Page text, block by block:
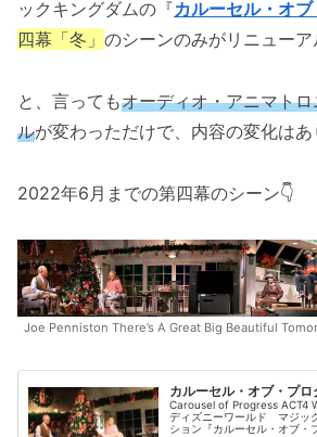
ックキングダムの『カルーセル・オ
四幕「冬」 のシーンのみがリニューア
と、言ってもオーディオ・アニマト
ルが変わっただけで、内容の変化はあ
2022年6月までの第四幕のシーン👇
Joe Penniston There’s A Great Big Beautiful
カルーセル・オブ・プ
Carousel of Progress ACT4
ディズニーワールド マジッ
ション『カルーセル・オブ・